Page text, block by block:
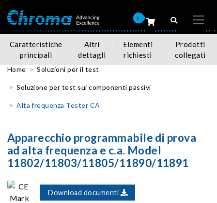
0
Caratteristiche
principali
Altri
dettagli
Elementi
richiesti
Prodotti
collegati
Home Soluzioni per il test
Soluzione per test sui componenti passivi
Alta frequenza Tester CA
Apparecchio programmabile di prova
ad alta frequenza e c.a. Model
11802/11803/11805/11890/11891
Download documenti